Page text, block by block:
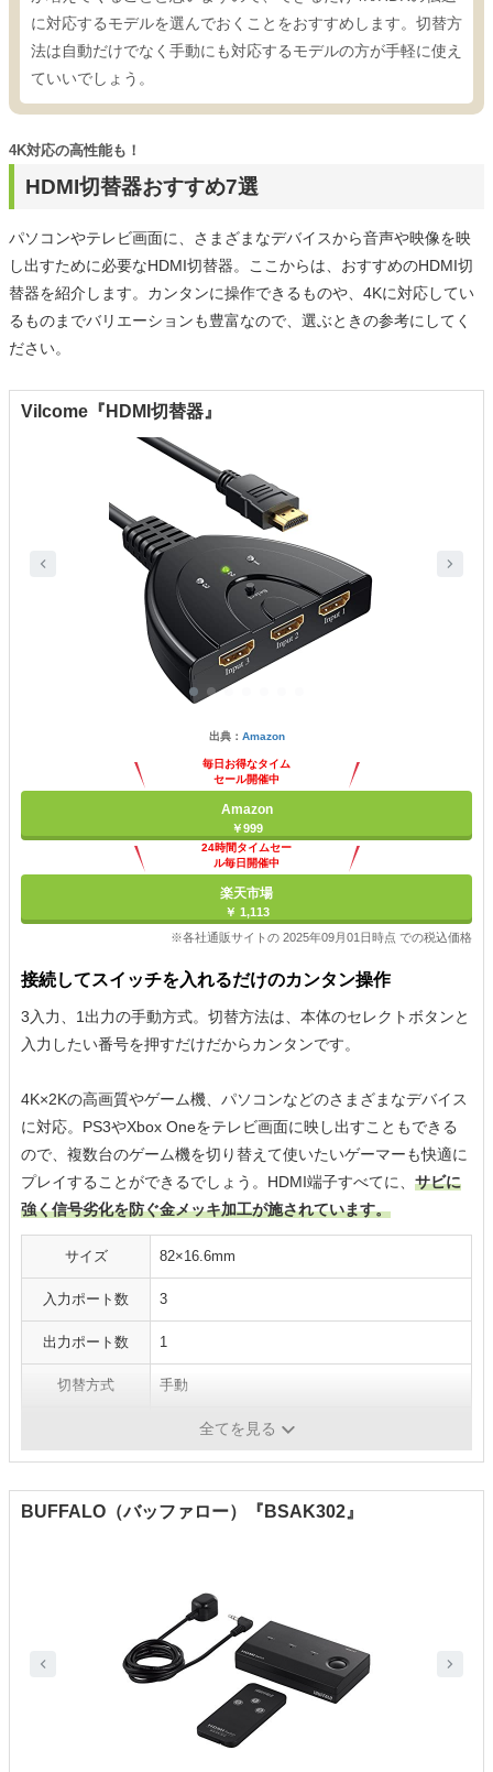
に対応するモデルを選んでおくことをおすすめします。切替方
法は自動だけでなく手動にも対応するモデルの方が手軽に使え
ていいでしょう。
HDMI切替器おすすめ7選
4K対応の高性能も！
パソコンやテレビ画面に、さまざまなデバイスから音声や映像を映
し出すために必要なHDMI切替器。ここからは、おすすめのHDMI切
替器を紹介します。カンタンに操作できるものや、4Kに対応してい
るものまでバリエーションも豊富なので、選ぶときの参考にしてく
ださい。
Vilcome『HDMI切替器』
出典： Amazon
毎日お得なタイム
セール開催中
Amazon
￥999
24時間タイムセー
ル毎日開催中
楽天市場
￥ 1,113
※各社通販サイトの 2025年09月01日時点 での税込価格
接続してスイッチを入れるだけのカンタン操作
3入力、1出力の手動方式。切替方法は、本体のセレクトボタンと
入力したい番号を押すだけだからカンタンです。
4K×2Kの高画質やゲーム機、パソコンなどのさまざまなデバイス
に対応。PS3やXbox Oneをテレビ画面に映し出すこともできる
ので、複数台のゲーム機を切り替えて使いたいゲーマーも快適に
プレイすることができるでしょう。HDMI端子すべてに、 サビに
強く信号劣化を防ぐ金メッキ加工が施されています。
サイズ 82×16.6mm
入力ポート数 3
出力ポート数 1
切替方式 手動
全てを見る
BUFFALO（バッファロー）『BSAK302』